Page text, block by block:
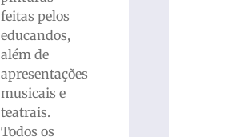
feitas pelos
educandos,
além de
apresentações
musicais e
teatrais.
Todos os